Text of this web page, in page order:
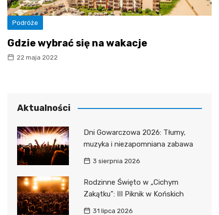
Podróże
Gdzie wybrać się na wakacje
22 maja 2022
Aktualności
Dni Gowarczowa 2026: Tłumy,
muzyka i niezapomniana zabawa
3 sierpnia 2026
Rodzinne Święto w „Cichym
Zakątku”: III Piknik w Końskich
31 lipca 2026